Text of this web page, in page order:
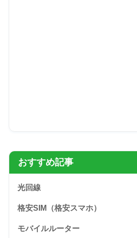
おすすめ記事
光回線
格安SIM（格安スマホ）
モバイルルーター